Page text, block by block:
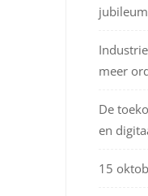
jubileum
meer
De
en
15